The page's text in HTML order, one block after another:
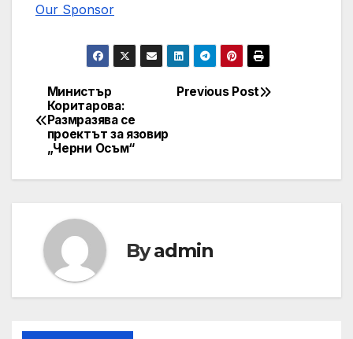
Our Sponsor
Post
navigation
Previous Post
Министър
Коритарова:
Размразява се
проектът за язовир
„Черни Осъм“
Byadmin